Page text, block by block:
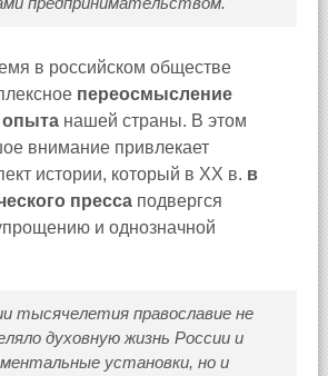
в российском обществе
переосмысление
опыта нашей страны. В этом
внимание привлекает
истории, который в XX в. в
пресса подвергся
и однозначной
тысячелетия православие не
духовную жизнь России и
установки, но и